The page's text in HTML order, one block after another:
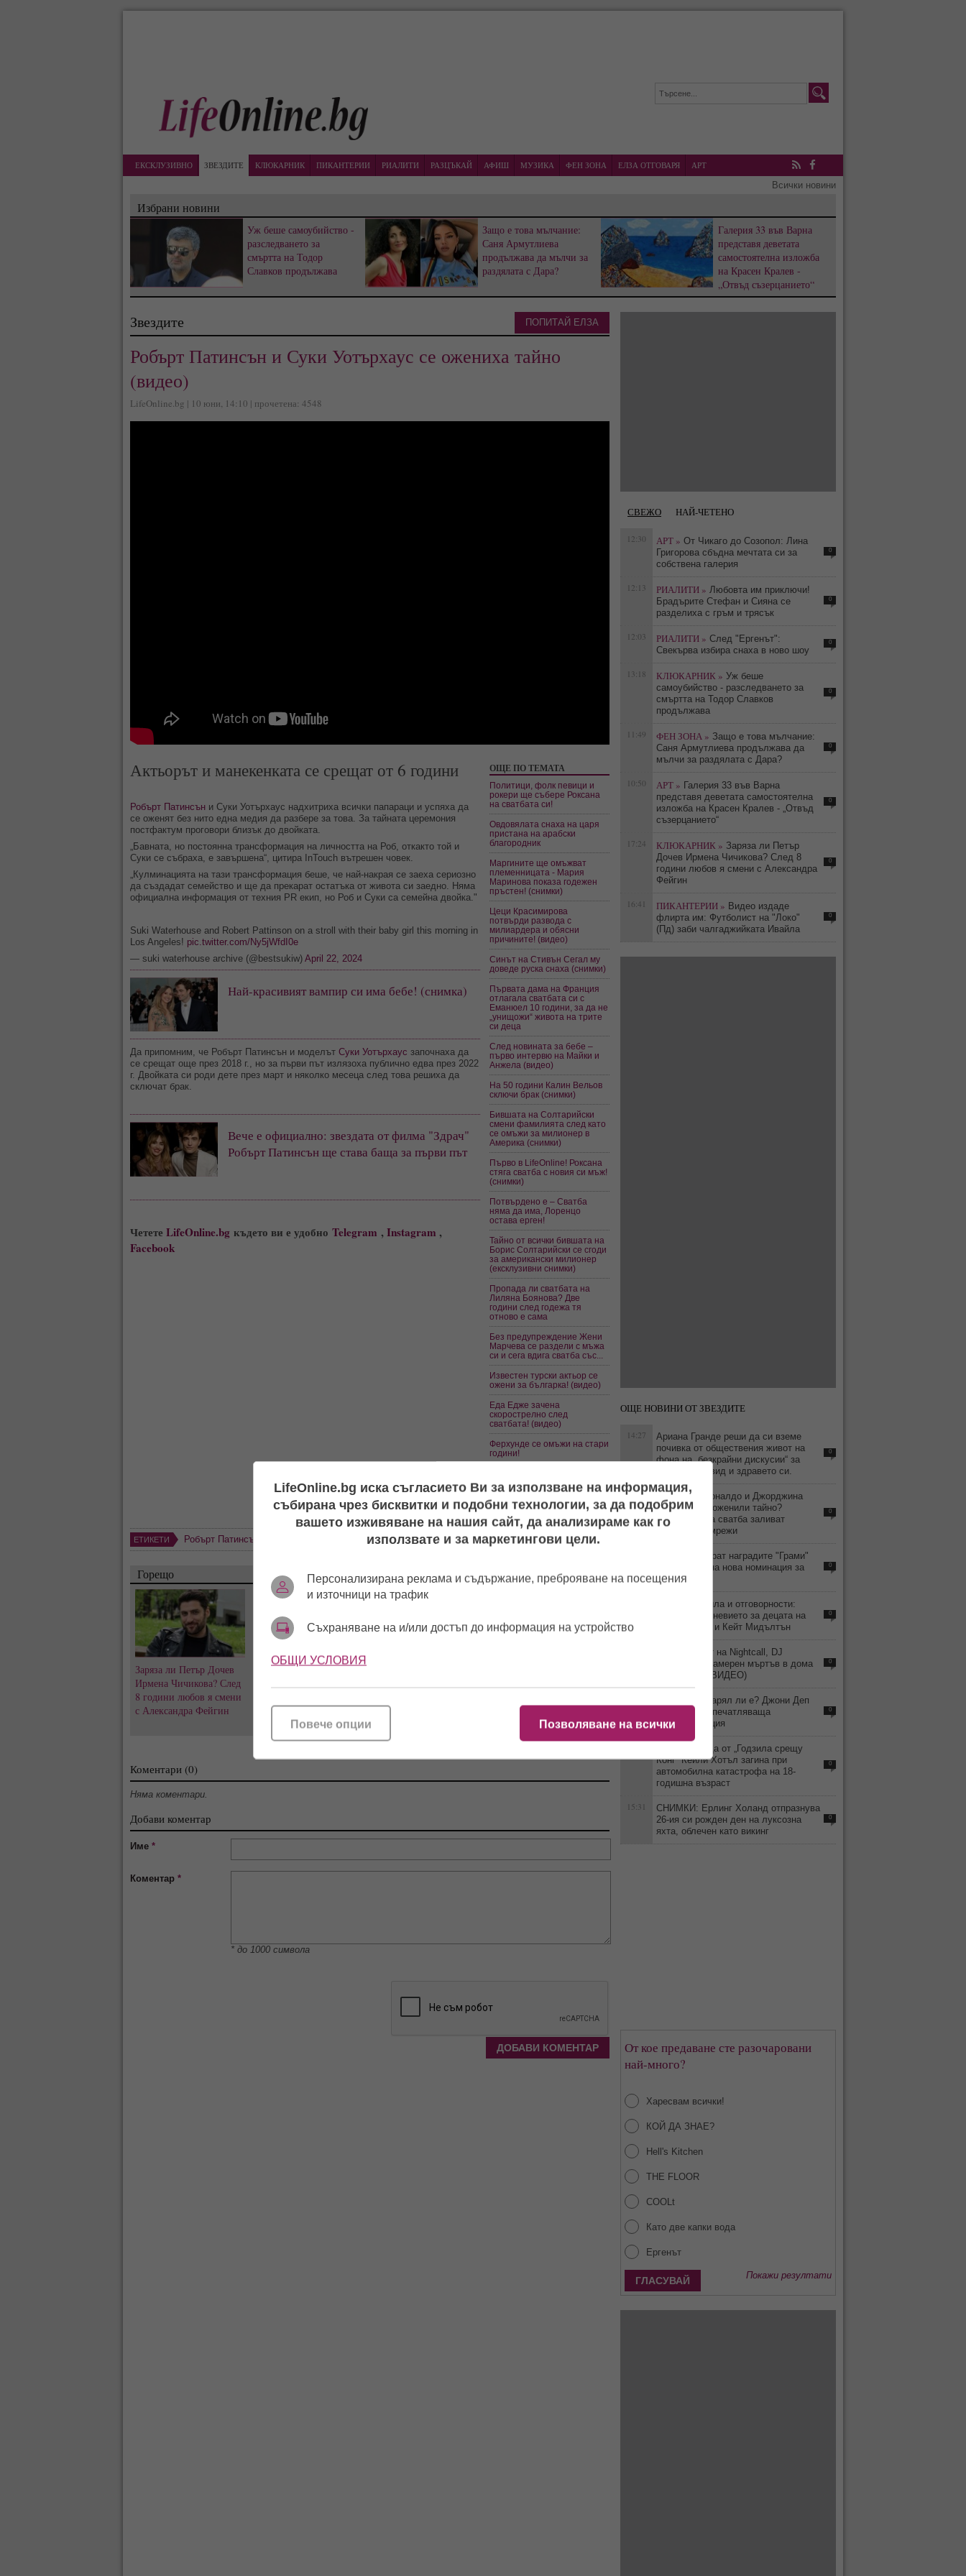
ЕКСКЛУЗИВНО ЗВЕЗДИТЕ КЛЮКАРНИК ПИКАНТЕРИИ РИАЛИТИ РАЗЦЪКАЙ АФИШ МУЗИКА ФЕН ЗОНА ЕЛЗА ОТГОВАРЯ
АРТ
RSS Facebook
Всички новини
Избрани новини
Уж беше самоубийство -
разследването за
смъртта на Тодор
Славков продължава
Защо е това мълчание:
Саня Армутлиева
продължава да мълчи за
раздялата с Дара?
Галерия 33 във Варна
представя деветата
самостоятелна изложба
на Красен Кралев -
„Отвъд съзерцанието“
Звездите
Робърт Патинсън и Суки Уотърхаус се ожениха тайно
(видео)
LifeOnline.bg | 10 юни, 14:10 | прочетена: 4548
Актьорът и манекенката се срещат от 6 години
Робърт Патинсън и Суки Уотърхаус надхитриха всички папараци и успяха да
се оженят без нито една медия да разбере за това. За тайната церемония
постфактум проговори близък до двойката.
„Бавната, но постоянна трансформация на личността на Роб, откакто той и
Суки се събраха, е завършена“, цитира InTouch вътрешен човек.
„Кулминацията на тази трансформация беше, че най-накрая се заеха сериозно
да създадат семейство и ще да прекарат остатъка от живота си заедно. Няма
официална информация от техния PR екип, но Роб и Суки са семейна двойка."
Suki Waterhouse and Robert Pattinson on a stroll with their baby girl this morning in
Los Angeles! pic.twitter.com/Ny5jWfdI0e
— suki waterhouse archive (@bestsukiw) April 22, 2024
Най-красивият вампир си има бебе! (снимка)
Да припомним, че Робърт Патинсън и моделът Суки Уотърхаус започнаха да
се срещат още през 2018 г., но за първи път излязоха публично едва през 2022
г. Двойката си роди дете през март и няколко месеца след това решиха да
сключат брак.
Вече е официално: звездата от филма "Здрач"
Робърт Патинсън ще става баща за първи път
Четете LifeOnline.bg където ви е удобно Telegram ,Instagram ,
Facebook
ОЩЕ ПО ТЕМАТА
Политици, фолк певици и
рокери ще събере Роксана
на сватбата си!
Овдовялата снаха на царя
пристана на арабски
благородник
Маргините ще омъжват
племенницата - Мария
Маринова показа годежен
пръстен! (снимки)
Цеци Красимирова
потвърди развода с
милиардера и обясни
причините! (видео)
Синът на Стивън Сегал му
доведе руска снаха (снимки)
Първата дама на Франция
отлагала сватбата си с
Еманюел 10 години, за да не
„унищожи“ живота на трите
си деца
След новината за бебе –
първо интервю на Майки и
Анжела (видео)
На 50 години Калин Вельов
сключи брак (снимки)
Бившата на Солтарийски
смени фамилията след като
се омъжи за милионер в
Америка (снимки)
Първо в LifeOnline! Роксана
стяга сватба с новия си мъж!
(снимки)
Потвърдено е – Сватба
няма да има, Лоренцо
остава ерген!
Тайно от всички бившата на
Борис Солтарийски се сгоди
за американски милионер
(ексклузивни снимки)
Пропада ли сватбата на
Лиляна Боянова? Две
години след годежа тя
отново е сама
Без предупреждение Жени
Марчева се раздели с мъжа
си и сега вдига сватба със...
Известен турски актьор се
ожени за българка! (видео)
Еда Едже зачена
скорострелно след
сватбата! (видео)
Ферхунде се омъжи на стари
години!
на Норвегия си избра шаман
за съпруг
ЕТИКЕТИ Робърт Патинсън сватба,бебе,дете,тайна сватба
Горещо
Заряза ли Петър Дочев
Ирмена Чичикова? След
8 години любов я смени
с Александра Фейгин
Къна на „Високото":
скандалите и тревогите
за Тони не стихват
чалгаджийката Ивайла
годишен брак
Коментари (0)
Няма коментари.
Добави коментар
Име *
Коментар *
* до 1000 символа
ПОПИТАЙ ЕЛЗА
СВЕЖО НАЙ-ЧЕТЕНО
12:30 АРТ » От Чикаго до Созопол: Лина
Григорова сбъдна мечтата си за
собствена галерия
0
12:13 РИАЛИТИ » Любовта им приключи!
Брадърите Стефан и Сияна се
разделиха с гръм и трясък
0
12:03 РИАЛИТИ » След "Ергенът":
Свекърва избира снаха в ново шоу
0
13:18 КЛЮКАРНИК » Уж беше
самоубийство - разследването за
смъртта на Тодор Славков
продължава
0
11:49 ФЕН ЗОНА » Защо е това мълчание:
Саня Армутлиева продължава да
мълчи за раздялата с Дара?
0
10:50 АРТ » Галерия 33 във Варна
представя деветата самостоятелна
изложба на Красен Кралев - „Отвъд
съзерцанието“
0
17:24 КЛЮКАРНИК » Заряза ли Петър
Дочев Ирмена Чичикова? След 8
години любов я смени с Александра
Фейгин
0
16:41 ПИКАНТЕРИИ » Видео издаде
флирта им: Футболист на "Локо"
(Пд) заби чалгаджийката Ивайла
0
ОЩЕ НОВИНИ ОТ ЗВЕЗДИТЕ
14:27
Ариана Гранде реши да си вземе
почивка от обществения живот на
фона на „безкрайни дискусии“ за
външния си вид и здравето си.
0
15:16
Кристиано Роналдо и Джорджина
Родригес се оженили тайно?
Слуховете за сватба заливат
социалните мрежи
0
BTS бойкотират наградите "Грами"
заради спорна нова номинация за
азиатски поп
0
Строги правила и отговорности:
какво е ежедневието за децата на
принц Уилям и Кейт Мидълтън
0
Хитмейкърът на Nightcall, DJ
Kavinsky, е намерен мъртъв в дома
си в Париж (ВИДЕО)
0
ВИДЕО: Остарял ли е? Джони Деп
изненада с впечатляваща
трансформация
0
Детето звезда от „Годзила срещу
Конг“ Кейли Хотъл загина при
автомобилна катастрофа на 18-
годишна възраст
0
15:31
СНИМКИ: Ерлинг Холанд отпразнува
26-ия си рожден ден на луксозна
яхта, облечен като викинг
0
От кое предаване сте разочаровани
най-много?
Харесвам всички!
КОЙ ДА ЗНАЕ?
Hell's Kitchen
THE FLOOR
COOLt
Като две капки вода
Ергенът
Покажи резултати
LifeOnline.bg иска съгласието Ви за използване на информация,
събирана чрез бисквитки и подобни технологии, за да подобрим
вашето изживяване на нашия сайт, да анализираме как го
използвате и за маркетингови цели.
Персонализирана реклама и съдържание, преброяване на посещения
и източници на трафик
Съхраняване на и/или достъп до информация на устройство
ОБЩИ УСЛОВИЯ
Позволяване на всички
Повече опции